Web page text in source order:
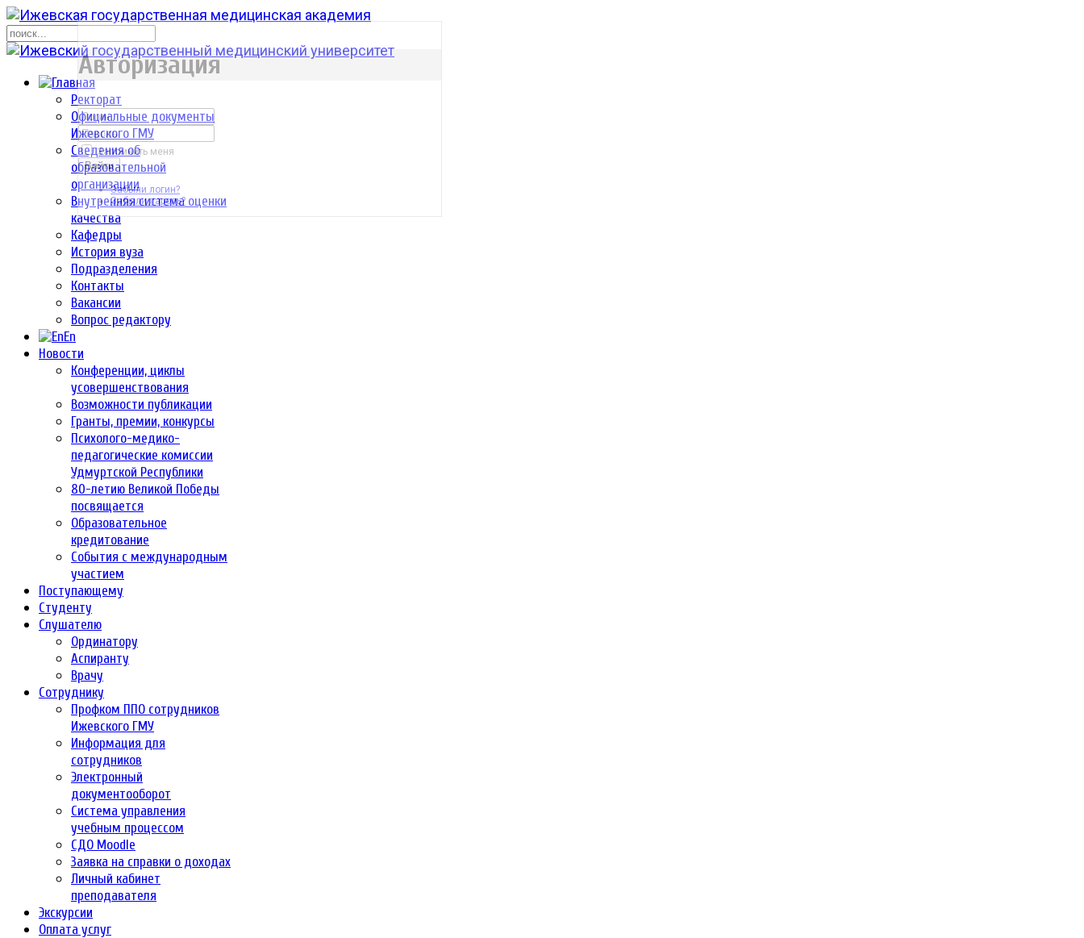
Ректорат
Официальные документы
Ижевского ГМУ
Сведения об
образовательной
организации
Внутренняя система оценки
качества
Кафедры
История вуза
Подразделения
Контакты
Вакансии
Вопрос редактору
En
Новости
Конференции, циклы
усовершенствования
Возможности публикации
Гранты, премии, конкурсы
Психолого-медико-
педагогические комиссии
Удмуртской Республики
80-летию Великой Победы
посвящается
Образовательное
кредитование
События с международным
участием
Поступающему
Студенту
Слушателю
Ординатору
Аспиранту
Врачу
Сотруднику
Профком ППО сотрудников
Ижевского ГМУ
Информация для
сотрудников
Электронный
документооборот
Система управления
учебным процессом
СДО Moodle
Заявка на справки о доходах
Личный кабинет
преподавателя
Экскурсии
Оплата услуг
р
Авторизация
Запомнить меня
Войти
Забыли логин?
Забыли пароль?